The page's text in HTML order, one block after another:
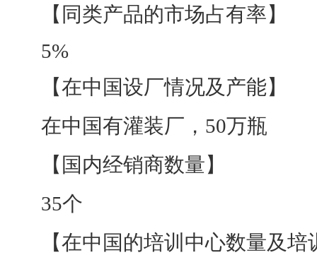
【同类产品的市场占有率】
5%
【在中国设厂情况及产能】
在中国有灌装厂，50万瓶
【国内经销商数量】
35个
【在中国的培训中心数量及培